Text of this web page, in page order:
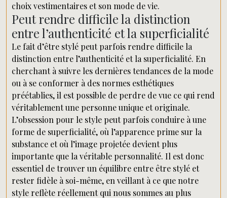
choix vestimentaires et son mode de vie.
Peut rendre difficile la distinction
entre l’authenticité et la superficialité
Le fait d’être stylé peut parfois rendre difficile la
distinction entre l’authenticité et la superficialité. En
cherchant à suivre les dernières tendances de la mode
ou à se conformer à des normes esthétiques
préétablies, il est possible de perdre de vue ce qui rend
véritablement une personne unique et originale.
L’obsession pour le style peut parfois conduire à une
forme de superficialité, où l’apparence prime sur la
substance et où l’image projetée devient plus
importante que la véritable personnalité. Il est donc
essentiel de trouver un équilibre entre être stylé et
rester fidèle à soi-même, en veillant à ce que notre
style reflète réellement qui nous sommes au plus